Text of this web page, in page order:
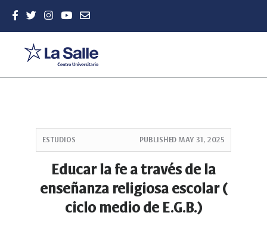
Main
ESTUDIOS PUBLISHED MAY 31, 2025
Educar la fe a través de la
enseñanza religiosa escolar (
ciclo medio de E.G.B.)